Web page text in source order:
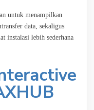
untuk menampilkan
data, sekaligus
instalasi lebih sederhana